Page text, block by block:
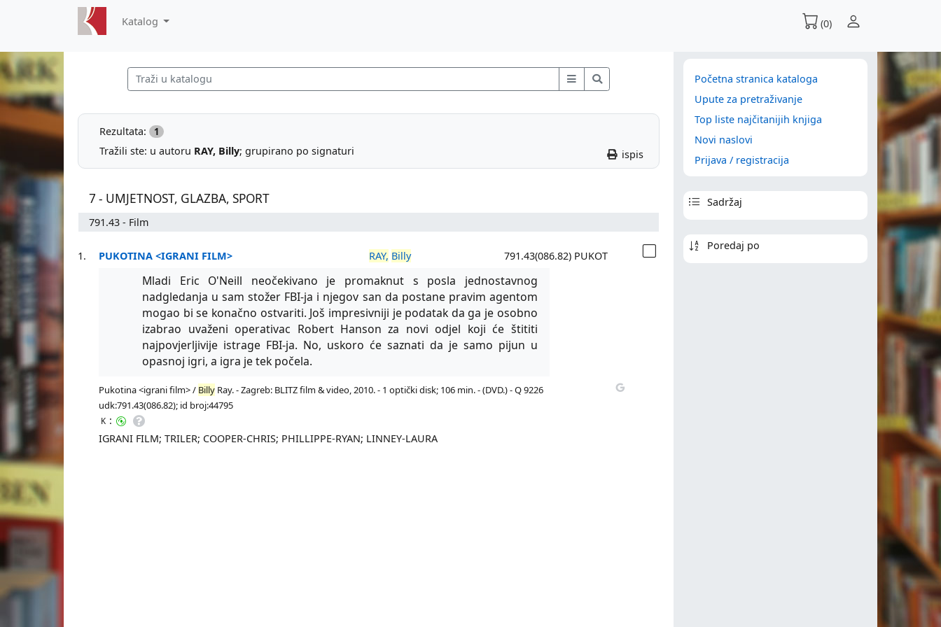
Katalog (0)
Rezultata: 1
Tražili ste: u autoru RAY, Billy; grupirano po signaturi ispis
7 - UMJETNOST, GLAZBA, SPORT
791.43 - Film
1. PUKOTINA <IGRANI FILM> RAY, Billy 791.43(086.82) PUKOT
Mladi Eric O'Neill neočekivano je promaknut s posla jednostavnog
nadgledanja u sam stožer FBI-ja i njegov san da postane pravim agentom
mogao bi se konačno ostvariti. Još impresivniji je podatak da ga je osobno
izabrao uvaženi operativac Robert Hanson za novi odjel koji će štititi
najpovjerljivije istrage FBI-ja. No, uskoro će saznati da je samo pijun u
opasnoj igri, a igra je tek počela.
Pukotina <igrani film> / Billy Ray. - Zagreb: BLITZ film & video, 2010. - 1 optički disk; 106 min. - (DVD.) - Q 9226
udk:791.43(086.82); id broj:44795
K :
IGRANI FILM; TRILER; COOPER-CHRIS; PHILLIPPE-RYAN; LINNEY-LAURA
Početna stranica kataloga
Upute za pretraživanje
Top liste najčitanijih knjiga
Novi naslovi
Prijava / registracija
Sadržaj
Poredaj po